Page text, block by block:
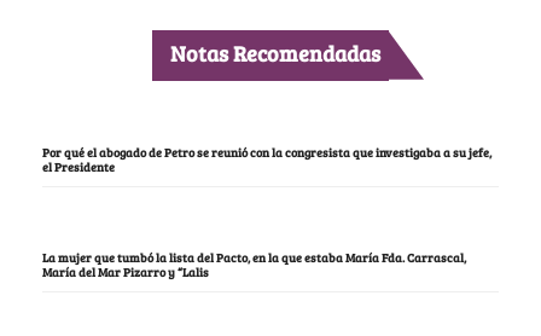
Notas Recomendadas
Por qué el abogado de Petro se reunió con la congresista que investigaba a su jefe,
el Presidente
La mujer que tumbó la lista del Pacto, en la que estaba María Fda. Carrascal,
María del Mar Pizarro y “Lalis